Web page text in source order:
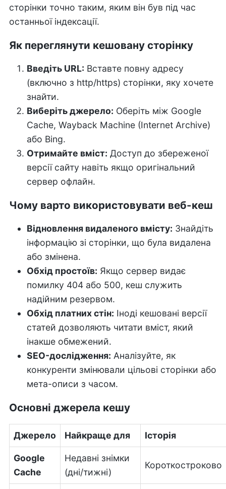
сторінки точно таким, яким він був під час
останньої індексації.
Як переглянути кешовану сторінку
Введіть URL: Вставте повну адресу
(включно з http/https) сторінки, яку хочете
знайти.
Виберіть джерело: Оберіть між Google
Cache, Wayback Machine (Internet Archive)
або Bing.
Отримайте вміст: Доступ до збереженої
версії сайту навіть якщо оригінальний
сервер офлайн.
Чому варто використовувати веб-кеш
Відновлення видаленого вмісту: Знайдіть
інформацію зі сторінки, що була видалена
або змінена.
Обхід простоїв: Якщо сервер видає
помилку 404 або 500, кеш служить
надійним резервом.
Обхід платних стін: Іноді кешовані версії
статей дозволяють читати вміст, який
інакше обмежений.
SEO-дослідження: Аналізуйте, як
конкуренти змінювали цільові сторінки або
мета-описи з часом.
Основні джерела кешу
Джерело Найкраще для Історія
Google
Cache
Недавні знімки
(дні/тижні)
Короткостроково